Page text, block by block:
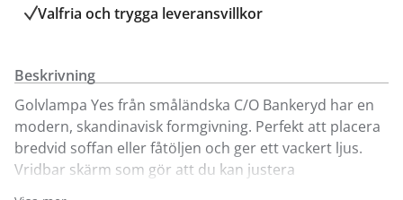
Valfria och trygga leveransvillkor
Beskrivning
Golvlampa Yes från småländska C/O Bankeryd har en
modern, skandinavisk formgivning. Perfekt att placera
bredvid soffan eller fåtöljen och ger ett vackert ljus.
Vridbar skärm som gör att du kan justera